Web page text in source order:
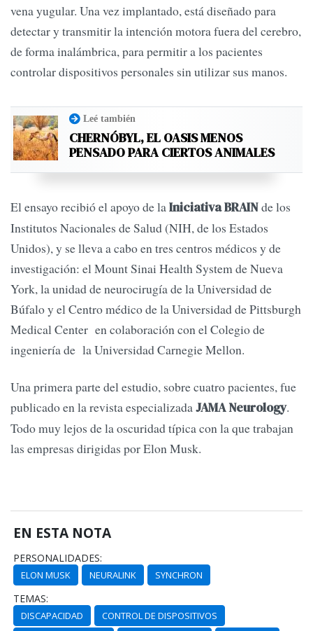
vena yugular. Una vez implantado, está diseñado para
detectar y transmitir la intención motora fuera del cerebro,
de forma inalámbrica, para permitir a los pacientes
controlar dispositivos personales sin utilizar sus manos.
Leé también
CHERNÓBYL, EL OASIS MENOS
PENSADO PARA CIERTOS ANIMALES
El ensayo recibió el apoyo de la Iniciativa BRAINde los
Institutos Nacionales de Salud (NIH, de los Estados
Unidos), y se lleva a cabo en tres centros médicos y de
investigación: el Mount Sinai Health System de Nueva
York, la unidad de neurocirugía de la Universidad de
Búfalo y el Centro médico de la Universidad de Pittsburgh
Medical Center en colaboración con el Colegio de
ingeniería de la Universidad Carnegie Mellon.
Una primera parte del estudio, sobre cuatro pacientes, fue
publicado en la revista especializadaJAMA Neurology.
Todo muy lejos de la oscuridad típica con la que trabajan
las empresas dirigidas por Elon Musk.
EN ESTA NOTA
PERSONALIDADES:
ELON MUSK NEURALINK SYNCHRON
TEMAS:
DISCAPACIDAD CONTROL DE DISPOSITIVOS